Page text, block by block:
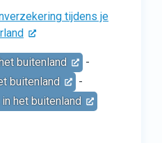
tijdens je
buitenland
-
buitenland
-
het buitenland